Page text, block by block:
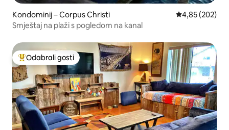
Kondominij – Corpus Christi Prosječna
4,85 (202)
Smještaj na plaži s pogledom na kanal
Među najviše rangiranima s oznakom „Odabrali gosti”
Odabrali gosti